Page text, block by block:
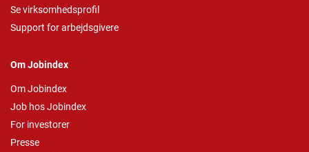
Se virksomhedsprofil
Support for arbejdsgivere
Om Jobindex
Om Jobindex
Job hos Jobindex
For investorer
Presse